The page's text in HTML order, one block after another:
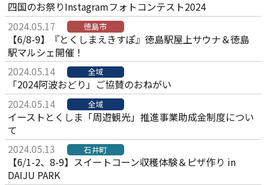
四国のお祭りInstagramフォトコンテスト2024
2024.05.17
徳島市
【6/8-9】『とくしまえきすぽ』徳島駅屋上サウナ＆徳島
駅マルシェ開催！
2024.05.14
全域
「2024阿波おどり」ご協賛のおねがい
2024.05.14
全域
イーストとくしま「周遊観光」推進事業助成金制度につい
て
2024.05.13
石井町
【6/1-2、8-9】スイートコーン収穫体験＆ピザ作り in
DAIJU PARK